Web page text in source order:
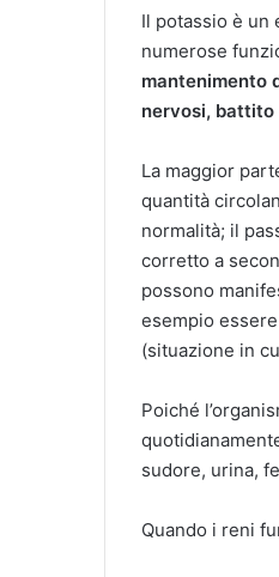
Il potassio è un
numerose
mantenimento
nervosi, battito
La maggior
quantità
normalità; il
corretto a
possono
esempio
(situazione in
Poiché
sudore, urina,
Quando i reni